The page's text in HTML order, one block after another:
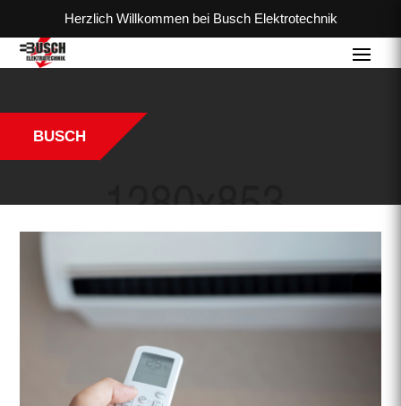
Herzlich Willkommen bei Busch Elektrotechnik
BUSCH